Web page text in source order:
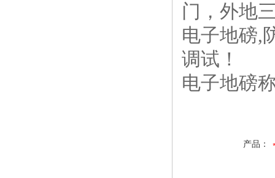
门，外地
电子地磅,
调试！
电子地磅
产品：